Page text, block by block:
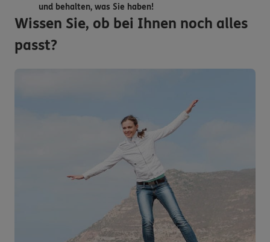
und behalten, was Sie haben!
Wissen Sie, ob bei Ihnen noch alles
passt?